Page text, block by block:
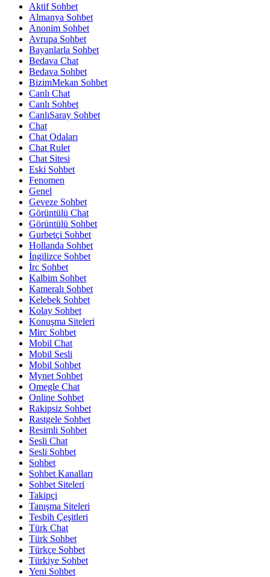
Aktif Sohbet
Almanya Sohbet
Anonim Sohbet
Avrupa Sohbet
Bayanlarla Sohbet
Bedava Chat
Bedava Sohbet
BizimMekan Sohbet
Canlı Chat
Canlı Sohbet
CanlıSaray Sohbet
Chat
Chat Odaları
Chat Rulet
Chat Sitesi
Eski Sohbet
Fenomen
Genel
Geveze Sohbet
Görüntülü Chat
Görüntülü Sohbet
Gurbetçi Sohbet
Hollanda Sohbet
İngilizce Sohbet
İrc Sohbet
Kalbim Sohbet
Kameralı Sohbet
Kelebek Sohbet
Kolay Sohbet
Konuşma Siteleri
Mirc Sohbet
Mobil Chat
Mobil Sesli
Mobil Sohbet
Mynet Sohbet
Omegle Chat
Online Sohbet
Rakipsiz Sohbet
Rastgele Sohbet
Resimli Sohbet
Sesli Chat
Sesli Sohbet
Sohbet
Sohbet Kanalları
Sohbet Siteleri
Takipçi
Tanışma Siteleri
Tesbih Çeşitleri
Türk Chat
Türk Sohbet
Türkçe Sohbet
Türkiye Sohbet
Yeni Sohbet